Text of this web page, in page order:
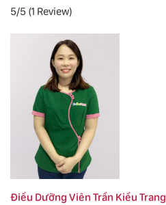
5/5 (1 Review)
Điều Dưỡng Viên Trần Kiều Trang